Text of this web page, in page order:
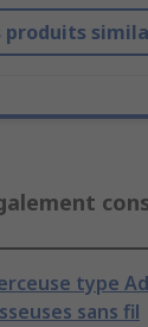
produits
type
sans fil